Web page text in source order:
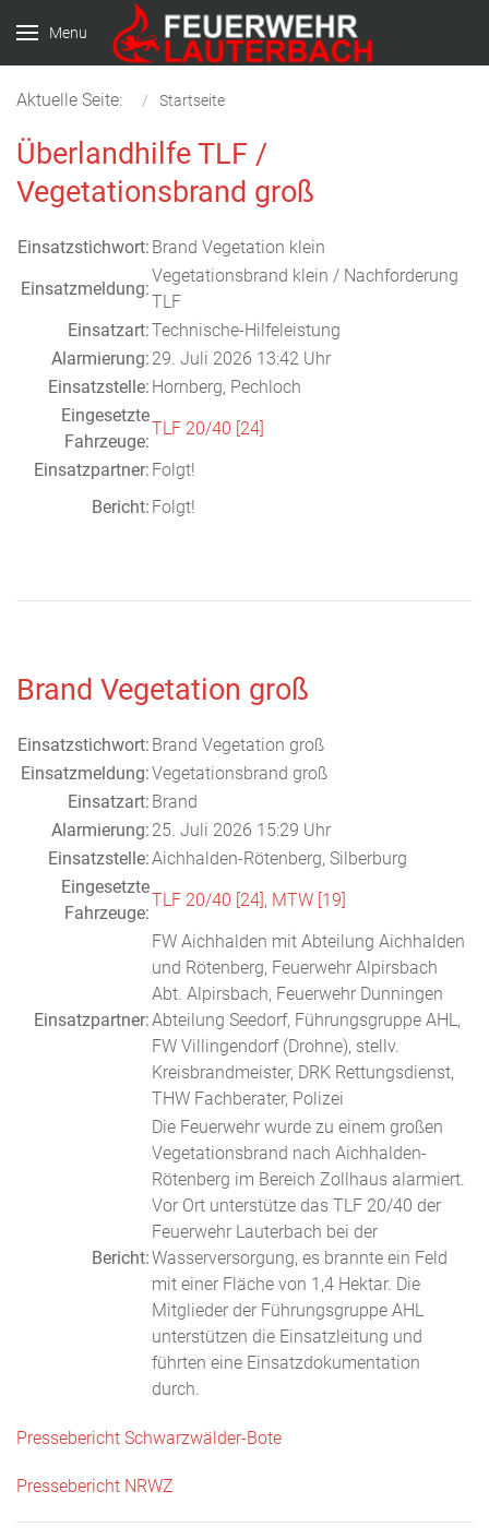
Menu
Aktuelle Seite: Startseite
Überlandhilfe TLF /
Vegetationsbrand groß
Einsatzstichwort: Brand Vegetation klein
Einsatzmeldung:
Vegetationsbrand klein / Nachforderung
TLF
Einsatzart:Technische-Hilfeleistung
Alarmierung: 29. Juli 2026 13:42 Uhr
Einsatzstelle: Hornberg, Pechloch
Eingesetzte
Fahrzeuge:
TLF 20/40 [24]
Einsatzpartner: Folgt!
Bericht: Folgt!
Brand Vegetation groß
Einsatzstichwort: Brand Vegetation groß
Einsatzmeldung:Vegetationsbrand groß
Einsatzart: Brand
Alarmierung: 25. Juli 2026 15:29 Uhr
Einsatzstelle:Aichhalden-Rötenberg, Silberburg
Eingesetzte
Fahrzeuge:
TLF 20/40 [24], MTW [19]
Einsatzpartner:
FW Aichhalden mit Abteilung Aichhalden
und Rötenberg, Feuerwehr Alpirsbach
Abt. Alpirsbach, Feuerwehr Dunningen
Abteilung Seedorf, Führungsgruppe AHL,
FW Villingendorf (Drohne), stellv.
Kreisbrandmeister, DRK Rettungsdienst,
THW Fachberater, Polizei
Bericht:
Die Feuerwehr wurde zu einem großen
Vegetationsbrand nach Aichhalden-
Rötenberg im Bereich Zollhaus alarmiert.
Vor Ort unterstütze das TLF 20/40 der
Feuerwehr Lauterbach bei der
Wasserversorgung, es brannte ein Feld
mit einer Fläche von 1,4 Hektar. Die
Mitglieder der Führungsgruppe AHL
unterstützen die Einsatzleitung und
führten eine Einsatzdokumentation
durch.
Pressebericht Schwarzwälder-Bote
Pressebericht NRWZ